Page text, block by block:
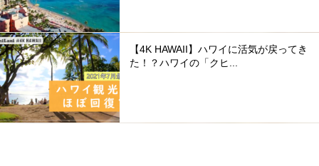
【4K HAWAII】ハワイに活気が戻ってき
た！？ハワイの「クヒ...